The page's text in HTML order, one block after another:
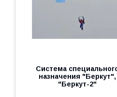
Система
назначения "Беркут",
"Беркут-2"